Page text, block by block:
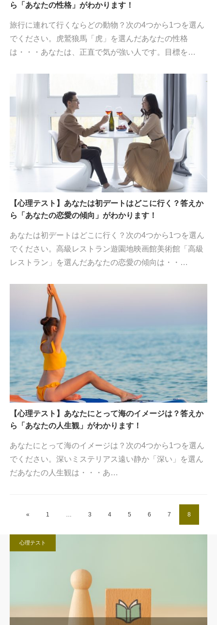
ら「あなたの性格」がわかります！
旅行に連れて行くならどの動物？次の4つから1つを選ん
でください。虎鷲狼馬「虎」を選んだあなたの性格
は・・・あなたは、正直で気が強い人です。目標を…
【心理テスト】あなたは初デートはどこに行く？答えか
ら「あなたの恋愛の傾向」がわかります！
あなたは初デートはどこに行く？次の4つから1つを選ん
でください。高級レストラン遊園地映画館美術館「高級
レストラン」を選んだあなたの恋愛の傾向は・・…
【心理テスト】あなたにとって海のイメージは？答えか
ら「あなたの人生観」がわかります！
あなたにとって海のイメージは？次の4つから1つを選ん
でください。深いミステリアス遠い静か「深い」を選ん
だあなたの人生観は・・・あ…
« 1 3 4 5 6 7 8
心理テスト